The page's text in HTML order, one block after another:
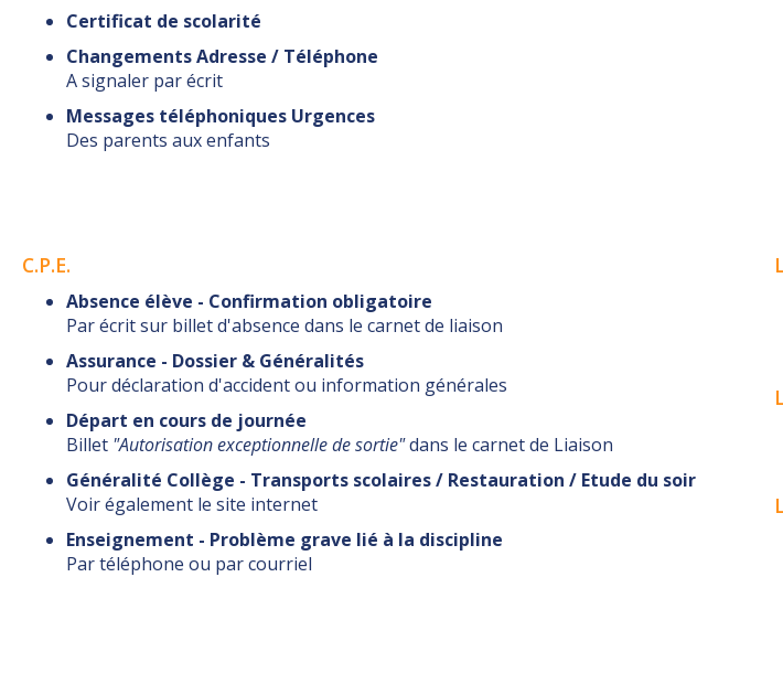
Certificat de scolarité
Changements Adresse / Téléphone
A signaler par écrit
Messages téléphoniques Urgences
Des parents aux enfants
C.P.E.
Absence élève - Confirmation obligatoire
Par écrit sur billet d'absence dans le carnet de liaison
Assurance - Dossier & Généralités
Pour déclaration d'accident ou information générales
Départ en cours de journée
Billet "Autorisation exceptionnelle de sortie"dans le carnet de Liaison
Généralité Collège - Transports scolaires / Restauration / Etude du soir
Voir également le site internet
Enseignement - Problème grave lié à la discipline
Par téléphone ou par courriel